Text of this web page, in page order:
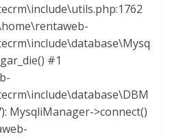
#1
MysqliManager->connect()